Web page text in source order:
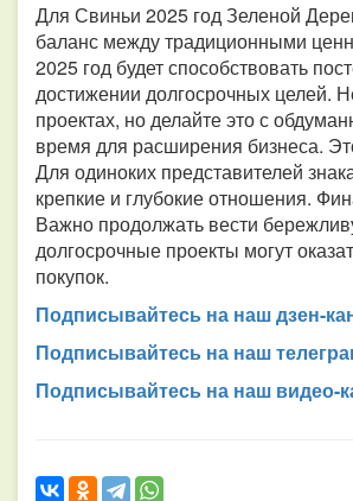
Для Свиньи 2025 год Зеленой
баланс между традиционными
2025 год будет способствовать
достижении долгосрочных целей.
проектах, но делайте это с
время для расширения бизнеса.
Для одиноких представителей
крепкие и глубокие отношения.
Важно продолжать вести
долгосрочные проекты могут
покупок.
Подписывайтесь на наш дзен-
Подписывайтесь на наш
Подписывайтесь на наш видео-